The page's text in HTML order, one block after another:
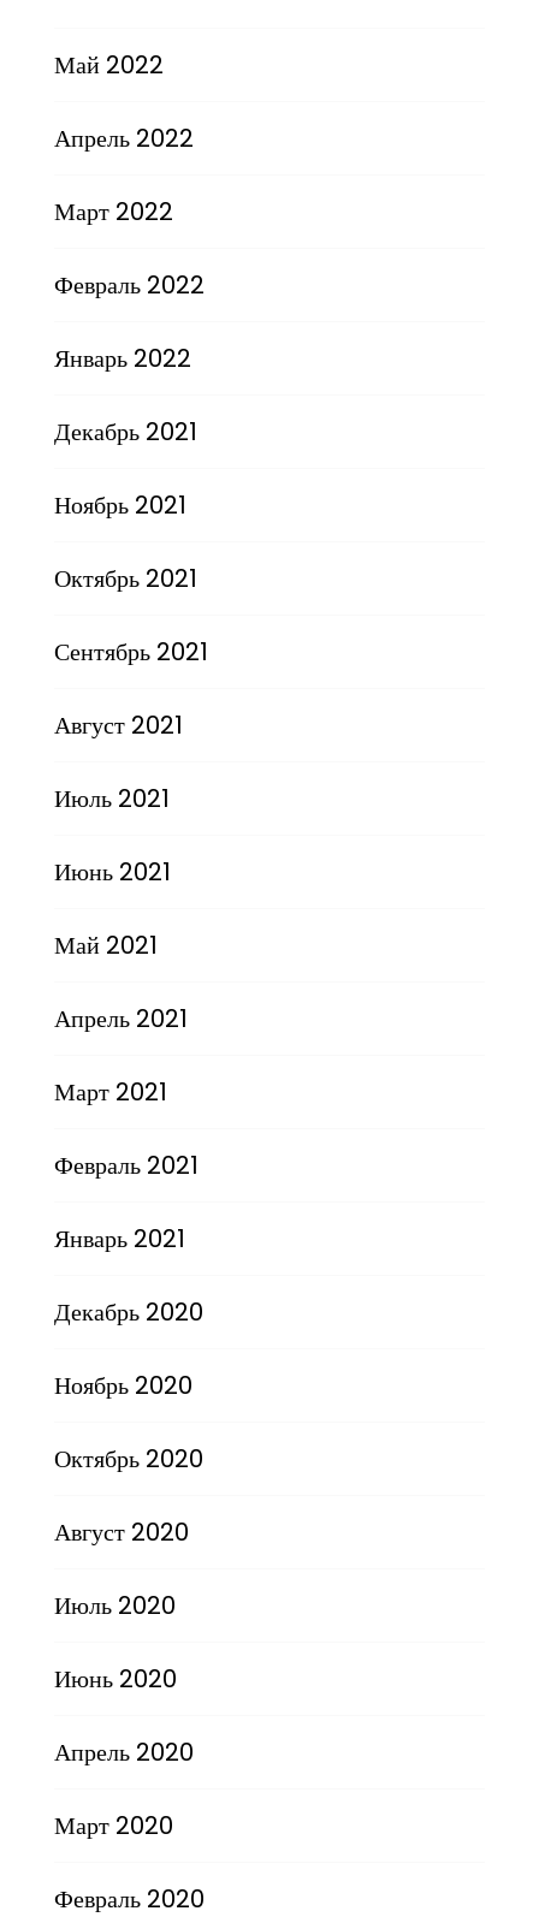
Май 2022
Апрель 2022
Март 2022
Февраль 2022
Январь 2022
Декабрь 2021
Ноябрь 2021
Октябрь 2021
Сентябрь 2021
Август 2021
Июль 2021
Июнь 2021
Май 2021
Апрель 2021
Март 2021
Февраль 2021
Январь 2021
Декабрь 2020
Ноябрь 2020
Октябрь 2020
Август 2020
Июль 2020
Июнь 2020
Апрель 2020
Март 2020
Февраль 2020